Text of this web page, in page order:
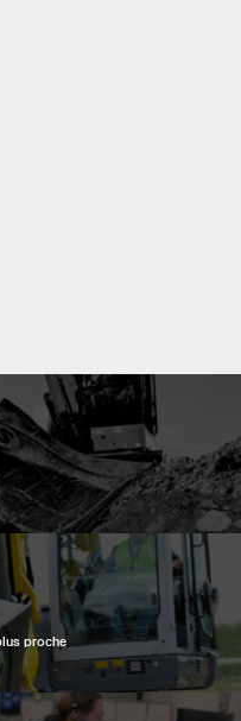
proche